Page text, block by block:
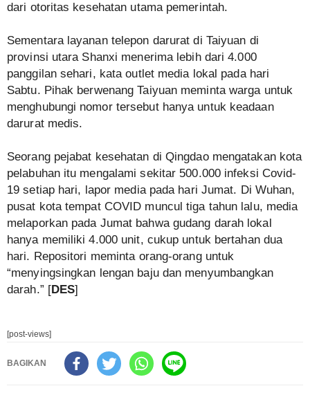
dari otoritas kesehatan utama pemerintah.
Sementara layanan telepon darurat di Taiyuan di
provinsi utara Shanxi menerima lebih dari 4.000
panggilan sehari, kata outlet media lokal pada hari
Sabtu. Pihak berwenang Taiyuan meminta warga untuk
menghubungi nomor tersebut hanya untuk keadaan
darurat medis.
Seorang pejabat kesehatan di Qingdao mengatakan kota
pelabuhan itu mengalami sekitar 500.000 infeksi Covid-
19 setiap hari, lapor media pada hari Jumat. Di Wuhan,
pusat kota tempat COVID muncul tiga tahun lalu, media
melaporkan pada Jumat bahwa gudang darah lokal
hanya memiliki 4.000 unit, cukup untuk bertahan dua
hari. Repositori meminta orang-orang untuk
“menyingsingkan lengan baju dan menyumbangkan
darah.” [DES]
[post-views]
BAGIKAN